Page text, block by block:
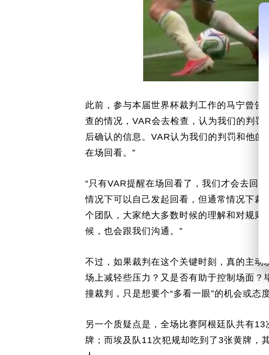
此前，参与本届世界杯裁判工作的马宁曾告
查的情况，VAR会去检查，认为我们的判罚
后确认的信息。VAR认为我们的判罚和他的
在场回看。”
“只有VAR提醒在场回看了，我们才会去回
情况下可以自己发起回看，但通常情况下裁
个团队，大家绝大多数时候的理解和对规则
候，也会跟我们沟通。”
不过，如果裁判在这个关键时刻，真的主动
场上减轻些压力？又是否有助于控制场面？
撞裁判，只是想要个“多看一眼”的机会或态度
另一个质疑点是，全场比赛阿根廷队共有
牌；而埃及队11次犯规却吃到了3张黄牌，